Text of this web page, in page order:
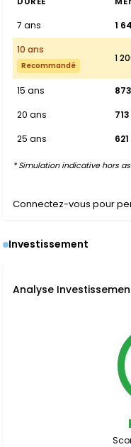
7 ans
1
10 ans
Recommandé
1
15 ans
20 ans
25 ans
* Simulation indicative hors
Connectez-vous pour
Investissement
Analyse